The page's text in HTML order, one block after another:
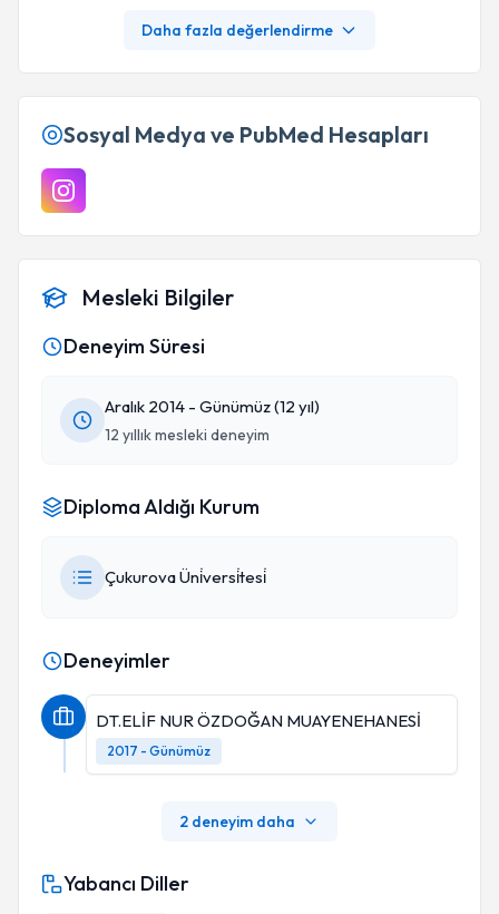
Daha fazla değerlendirme
Sosyal Medya ve PubMed Hesapları
Mesleki Bilgiler
Deneyim Süresi
Aralık 2014 - Günümüz (12 yıl)
12 yıllık mesleki deneyim
Diploma Aldığı Kurum
Çukurova Üni̇versi̇tesi̇
Deneyimler
DT.ELİF NUR ÖZDOĞAN MUAYENEHANESİ
2017 - Günümüz
2 deneyim daha
Yabancı Diller